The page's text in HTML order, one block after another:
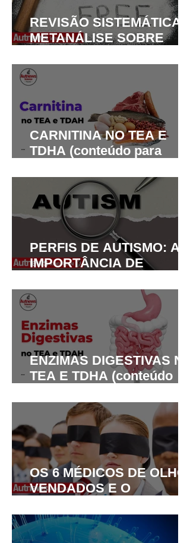
REVISÃO SISTEMÁTICA E
METANÁLISE SOBRE
SEM CASEÍNA NO
AUTISMO
CARNITINA NO TEA E
TDHA (conteúdo para
PERFIS DE AUTISMO: A
IMPORTÂNCIA DE
COMORBIDADES NO TEA
ENZIMAS DIGESTIVAS NO
TEA E TDHA (conteúdo
nutricionistas)
OS 6 MÉDICOS DE OLHOS
VENDADOS E O